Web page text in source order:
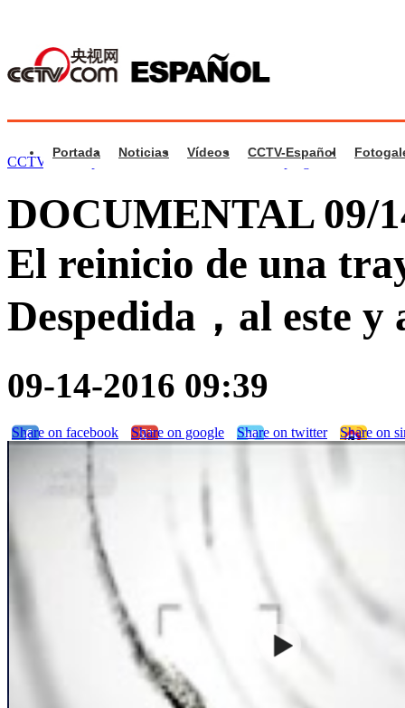
Portada Noticias Vídeos CCTV-Español
CCTV.com Español>Documental>Videos de programa
DOCUMENTAL 09/
El reinicio de una
Despedida，al este y
09-14-2016 09:39
Share on facebook Share on google Share on twitter Share on